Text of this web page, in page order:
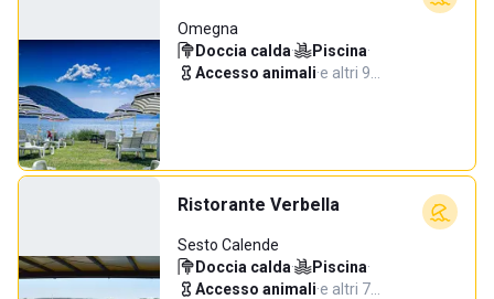
Omegna
Doccia calda· Piscina·
Accesso animali·e altri 9…
Ristorante Verbella
Sesto Calende
Doccia calda· Piscina·
Accesso animali·e altri 7…